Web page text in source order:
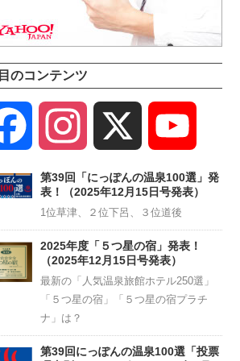
のコンテンツ
Facebook Instagram
Channel
第39回「にっぽんの温泉100選」発
表！（2025年12月15日号発表）
1位草津、２位下呂、３位道後
2025年度「５つ星の宿」発表！
（2025年12月15日号発表）
最新の「人気温泉旅館ホテル250選」
「５つ星の宿」「５つ星の宿プラチ
ナ」は？
第39回にっぽんの温泉100選「投票